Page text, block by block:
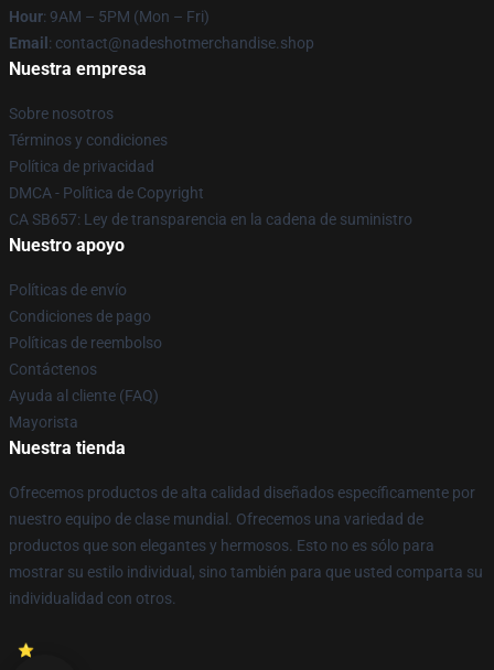
Hour: 9AM – 5PM (Mon – Fri)
Email : contact@nadeshotmerchandise.shop
Nuestra empresa
Sobre nosotros
Términos y condiciones
Política de privacidad
DMCA - Política de Copyright
CA SB657: Ley de transparencia en la cadena de suministro
Nuestro apoyo
Políticas de envío
Condiciones de pago
Políticas de reembolso
Contáctenos
Ayuda al cliente (FAQ)
Mayorista
Nuestra tienda
Ofrecemos productos de alta calidad diseñados específicamente por
nuestro equipo de clase mundial. Ofrecemos una variedad de
productos que son elegantes y hermosos. Esto no es sólo para
mostrar su estilo individual, sino también para que usted comparta su
individualidad con otros.